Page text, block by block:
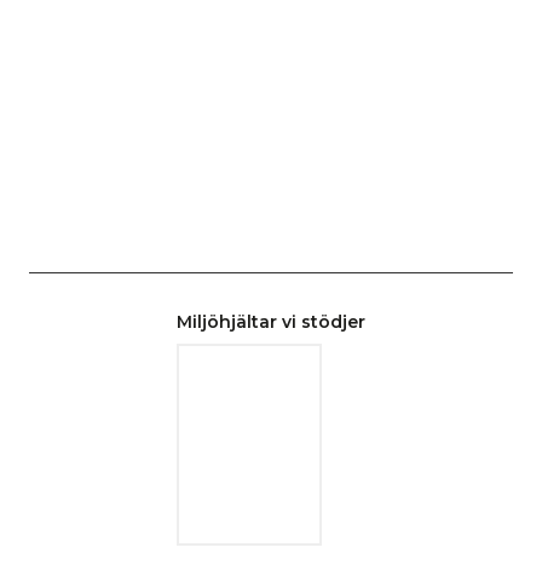
Miljöhjältar vi stödjer